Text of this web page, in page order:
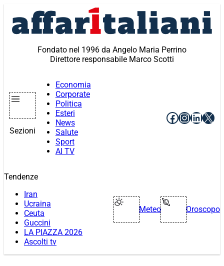
contenuto
Fondato nel 1996 da Angelo Maria Perrino
Direttore responsabile Marco Scotti
Sezioni
Economia
Corporate
Politica
Esteri
News
Salute
Sport
AI TV
Facebook
X
Tendenze
Iran
Ucraina
Ceuta
Guccini
LA PIAZZA 2026
Ascolti tv
Meteo Oroscopo